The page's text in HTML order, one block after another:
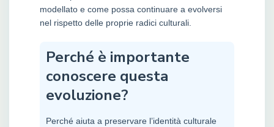
modellato e come possa continuare a evolversi
nel rispetto delle proprie radici culturali.
Perché è importante
conoscere questa
evoluzione?
Perché aiuta a preservare l’identità culturale